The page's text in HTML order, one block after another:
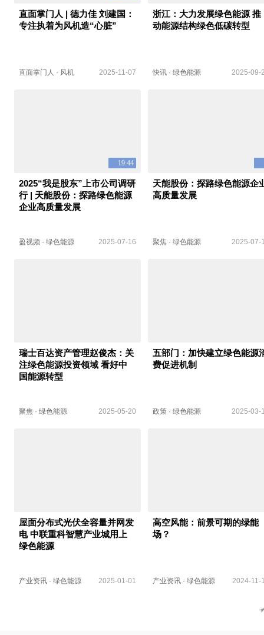
直面掌门人 | 德力佳 刘建国：
专注执着为风机造“心脏”
直面掌门人 · 风机 2025-11-07
浙江：大力发展绿色能源 推
动能源结构绿色低碳转型
快讯· 绿色能源 2025-09-
19:44
2025“我是股东”上市公司调研
行 | 天能股份：探路绿色能源
企业高质量发展
盈视频 · 绿色能源 2025-07-16
天能股份：探路绿色能源企
高质量发展
聚焦 · 绿色能源 2025-07-
瑞士百达资产管理赵俊杰：关
注绿色能源投资领域 看好中
国能源转型
聚焦 · 绿色能源 2025-05-20
五部门：加快建立绿色能源
费促进机制
政策· 绿色能源 2025-03-
屋面分布式光伏全容量并网发
电 中联重科智慧产业城用上
绿色能源
产业资讯 · 绿色能源 2025-01-01
高空风能：前景可期的绿能
场？
产业资讯· 绿色能源 2024-11-